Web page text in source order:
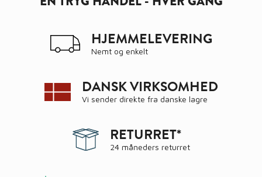
HJEMMELEVERING
Nemt og enkelt
DANSK VIRKSOMHED
Vi sender direkte fra danske lagre
RETURRET*
24 måneders returret